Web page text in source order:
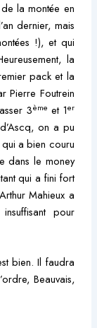
la montée en
dernier, mais
!), et qui
la
pack et la
Pierre Foutrein
3ème et 1er
on a pu
a bien couru
dans le money
qui a fini fort
Mahieux a
pour
bien. Il faudra
Beauvais,